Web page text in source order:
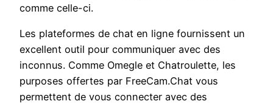
comme celle-ci.
Les plateformes de chat en ligne fournissent un
excellent outil pour communiquer avec des
inconnus. Comme Omegle et Chatroulette, les
purposes offertes par FreeCam.Chat vous
permettent de vous connecter avec des